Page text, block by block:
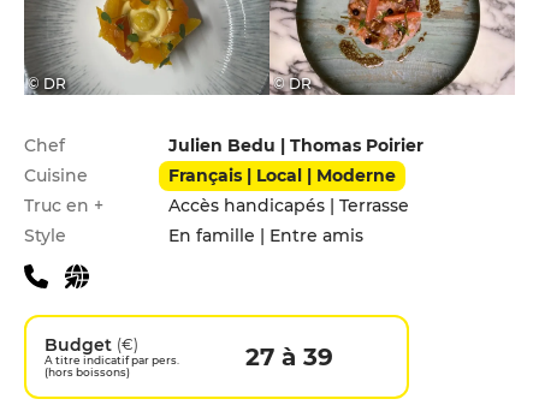
© DR © DR
Infos pratiques
Chef
Julien Bedu | Thomas Poirier
Cuisine
Français | Local | Moderne
Truc en +
Accès handicapés | Terrasse
Style
En famille | Entre amis
Budget (€)
A titre indicatif par pers.
(hors boissons)
27 à 39